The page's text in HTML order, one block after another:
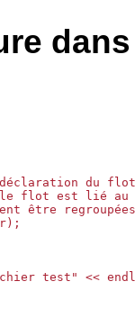
du
flot est lié au
être
test" <<